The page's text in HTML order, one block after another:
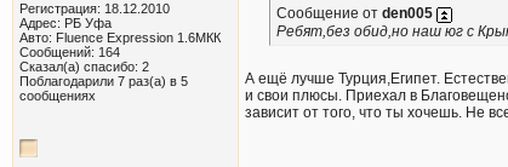
Регистрация: 18.12.2010
Адрес: РБ Уфа
Авто: Fluence Expression 1.6МКК
Сообщений: 164
Сказал(а) спасибо: 2
Поблагодарили 7 раз(а) в 5
сообщениях
Сообщение от den005
Ребят,без обид,но наш юг с
А ещё лучше Турция,Египет.
и свои плюсы. Приехал в
зависит от того, что ты хочешь. Не